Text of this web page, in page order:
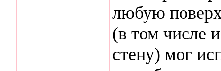
любую
(в том числе
стену) мог